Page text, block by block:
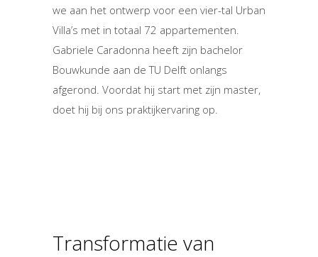
we aan het ontwerp voor een vier-tal Urban
Villa’s met in totaal 72 appartementen.
Gabriele Caradonna heeft zijn bachelor
Bouwkunde aan de TU Delft onlangs
afgerond. Voordat hij start met zijn master,
doet hij bij ons praktijkervaring op.
Transformatie van